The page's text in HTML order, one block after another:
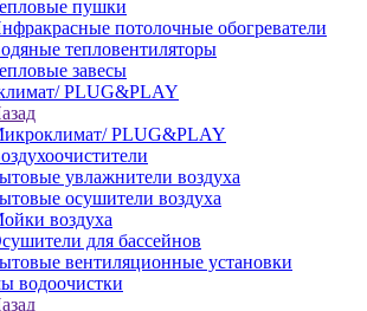
пушки
потолочные обогреватели
тепловентиляторы
завесы
PLUG&PLAY
PLUG&PLAY
увлажнители воздуха
осушители воздуха
воздуха
для бассейнов
вентиляционные установки
водоочистки